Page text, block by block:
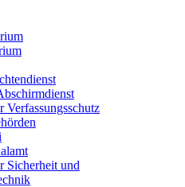
Verfassungsschutz
Sicherheit und